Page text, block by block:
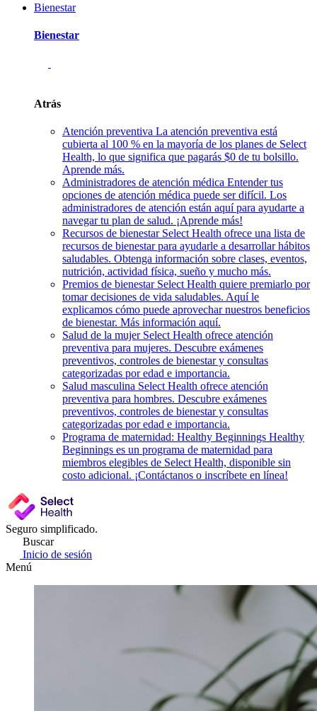
Bienestar
Bienestar
Atrás
Atención preventiva La atención preventiva está
cubierta al 100 % en la mayoría de los planes de Select
Health, lo que significa que pagarás $0 de tu bolsillo.
Aprende más.
Administradores de atención médica Entender tus
opciones de atención médica puede ser difícil. Los
administradores de atención están aquí para ayudarte a
navegar tu plan de salud. ¡Aprende más!
Recursos de bienestar Select Health ofrece una lista de
recursos de bienestar para ayudarle a desarrollar hábitos
saludables. Obtenga información sobre clases, eventos,
nutrición, actividad física, sueño y mucho más.
Premios de bienestar Select Health quiere premiarlo por
tomar decisiones de vida saludables. Aquí le
explicamos cómo puede aprovechar nuestros beneficios
de bienestar. Más información aquí.
Salud de la mujer Select Health ofrece atención
preventiva para mujeres. Descubre exámenes
preventivos, controles de bienestar y consultas
categorizadas por edad e importancia.
Salud masculina Select Health ofrece atención
preventiva para hombres. Descubre exámenes
preventivos, controles de bienestar y consultas
categorizadas por edad e importancia.
Programa de maternidad: Healthy Beginnings Healthy
Beginnings es un programa de maternidad para
miembros elegibles de Select Health, disponible sin
costo adicional. ¡Contáctanos o inscríbete en línea!
Seguro simplificado.
Buscar
Inicio de sesión
Menú